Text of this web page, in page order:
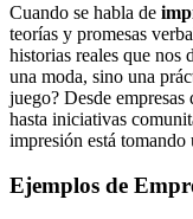
Cuando se habla de
teorías y promesas
historias reales que nos
una moda, sino una
juego? Desde
hasta iniciativas
impresión está
Ejemplos de